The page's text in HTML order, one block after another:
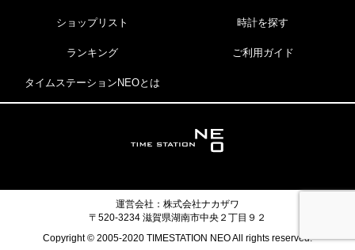
ショップリスト 時計を探す
ランキング ご利用ガイド
タイムステーションNEOとは
運営会社：株式会社ナカザワ
〒520-3234 滋賀県湖南市中央２丁目９２
Copyright © 2005-2020 TIMESTATION NEO All rights reserved.